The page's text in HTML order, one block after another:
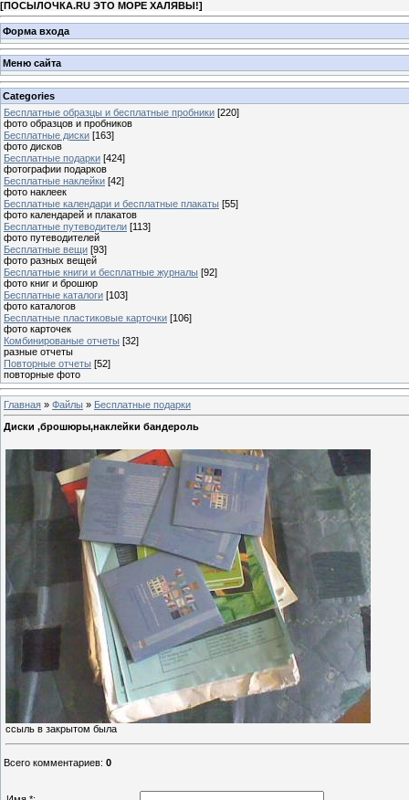
[ПОСЫЛОЧКА.RU ЭТО МОРЕ ХАЛЯВЫ!]
Форма входа
Меню сайта
Categories
Бесплатные образцы и бесплатные пробники [220]
фото образцов и пробников
Бесплатные диски [163]
фото дисков
Бесплатные подарки [424]
фотографии подарков
Бесплатные наклейки [42]
фото наклеек
Бесплатные календари и бесплатные плакаты [55]
фото календарей и плакатов
Бесплатные путеводители [113]
фото путеводителей
Бесплатные вещи [93]
фото разных вещей
Бесплатные книги и бесплатные журналы [92]
фото книг и брошюр
Бесплатные каталоги [103]
фото каталогов
Бесплатные пластиковые карточки [106]
фото карточек
Комбинированые отчеты [32]
разные отчеты
Повторные отчеты [52]
повторные фото
Главная » Файлы » Бесплатные подарки
Диски ,брошюры,наклейки бандероль
ссыль в закрытом была
Всего комментариев: 0